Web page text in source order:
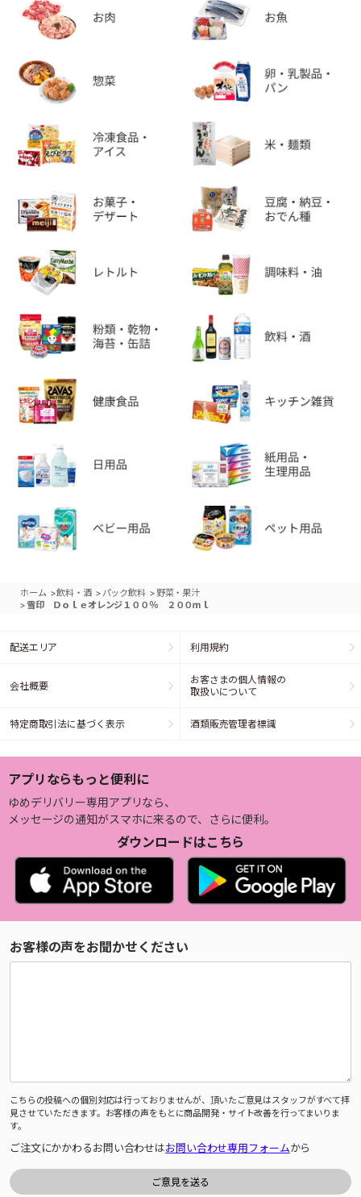
ホーム >飲料・酒 > パック飲料 > 野菜・果汁
>雪印 Ｄｏｌｅオレンジ１００％ ２００ｍｌ
配送エリア 利用規約
会社概要
お客さまの個人情報の
取扱いについて
特定商取引法に基づく表示 酒類販売管理者標識
アプリならもっと便利に
ゆめデリバリー専用アプリなら、
メッセージの通知がスマホに来るので、さらに便利。
ダウンロードはこちら
お客様の声をお聞かせください
こちらの投稿への個別対応は行っておりませんが、頂いたご意見はスタッフがすべて拝
見させていただきます。お客様の声をもとに商品開発・サイト改善を行ってまいりま
す。
ご注文にかかわるお問い合わせはお問い合わせ専用フォームから